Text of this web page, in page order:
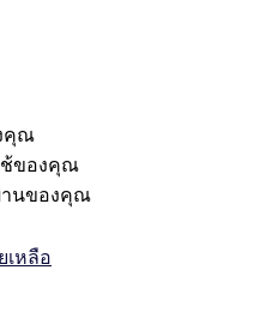
คุณ
ช้ของคุณ
านของคุณ
เหลือ